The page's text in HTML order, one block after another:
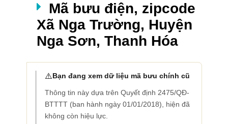
Mã bưu điện, zipcode
Xã Nga Trường, Huyện
Nga Sơn, Thanh Hóa
⚠️Bạn đang xem dữ liệu mã bưu chính cũ
Thông tin này dựa trên Quyết định 2475/QĐ-
BTTTT (ban hành ngày 01/01/2018), hiện đã
không còn hiệu lực.